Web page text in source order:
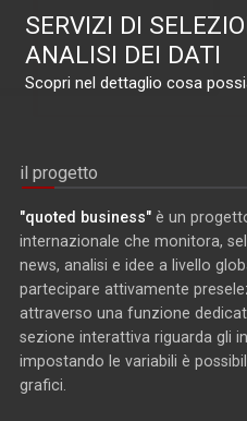
SERVIZI DI
ANALISI DEI DATI
Scopri nel dettaglio cosa
il progetto
"quoted business" è un
internazionale che monitora,
news, analisi e idee a livello
partecipare attivamente
attraverso una funzione
sezione interattiva riguarda gli
impostando le variabili è
grafici.